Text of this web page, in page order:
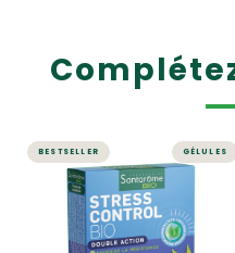
BESTSELLER GÉLULES
STRESS ET MÉMOIRE
Stress Control Bio
- 30 gélules